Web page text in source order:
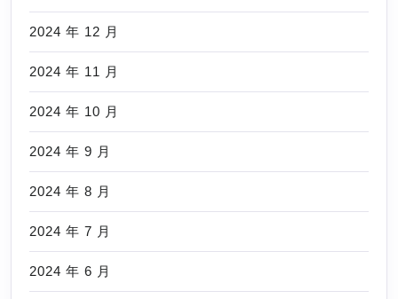
2024 年 12 月
2024 年 11 月
2024 年 10 月
2024 年 9 月
2024 年 8 月
2024 年 7 月
2024 年 6 月